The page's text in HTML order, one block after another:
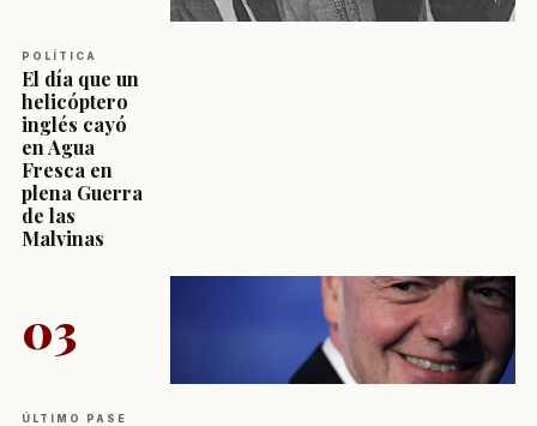
POLÍTICA
El día que un
helicóptero
inglés cayó
en Agua
Fresca en
plena Guerra
de las
Malvinas
03
ÚLTIMO PASE